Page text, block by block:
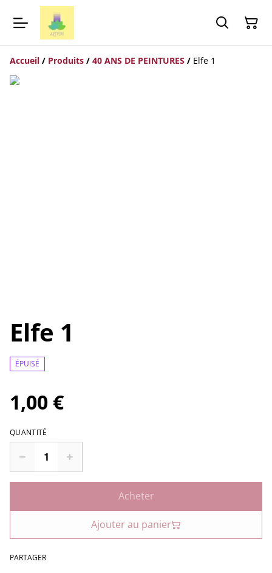
Accueil / Produits / 40 ANS DE PEINTURES / Elfe 1
Elfe 1
ÉPUISÉ
1,00 €
QUANTITÉ
Acheter
Ajouter au panier
PARTAGER